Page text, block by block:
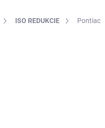
ISO REDUKCIE Pontiac